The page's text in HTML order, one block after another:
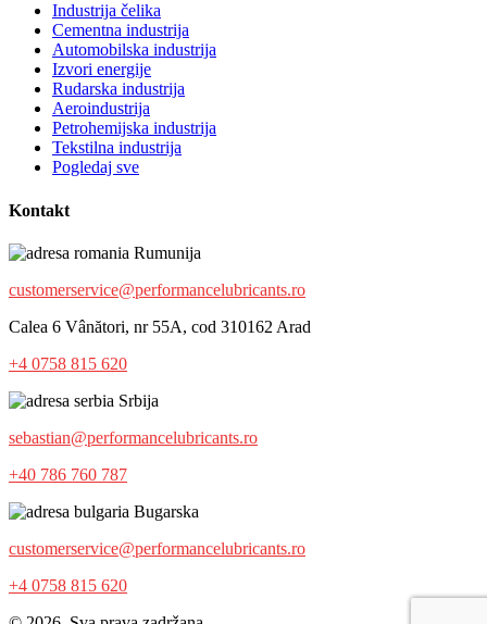
Industrija čelika
Cementna industrija
Automobilska industrija
Izvori energije
Rudarska industrija
Aeroindustrija
Petrohemijska industrija
Tekstilna industrija
Pogledaj sve
Kontakt
Rumunija
customerservice@performancelubricants.ro
Calea 6 Vânători, nr 55A, cod 310162 Arad
+4 0758 815 620
Srbija
sebastian@performancelubricants.ro
+40 786 760 787
Bugarska
customerservice@performancelubricants.ro
+4 0758 815 620